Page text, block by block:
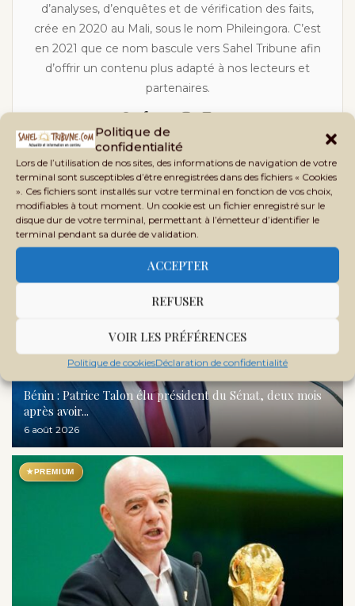
Politique de
confidentialité
Lors de l’utilisation de nos sites, des informations de navigation de votre
terminal sont susceptibles d’être enregistrées dans des fichiers « Cookies
». Ces fichiers sont installés sur votre terminal en fonction de vos choix,
modifiables à tout moment. Un cookie est un fichier enregistré sur le
disque dur de votre terminal, permettant à l’émetteur d’identifier le
terminal pendant sa durée de validation.
ACCEPTER
REFUSER
VOIR LES PRÉFÉRENCES
Politique de cookiesDéclaration de confidentialité
d’analyses, d’enquêtes et de vérification des faits,
crée en 2020 au Mali, sous le nom Phileingora. C’est
en 2021 que ce nom bascule vers Sahel Tribune afin
d’offrir un contenu plus adapté à nos lecteurs et
partenaires.
DANS LA MÊME RUBRIQUE
★PREMIUM
Bénin : Patrice Talon élu président du Sénat, deux mois
après avoir...
6 août 2026
★PREMIUM